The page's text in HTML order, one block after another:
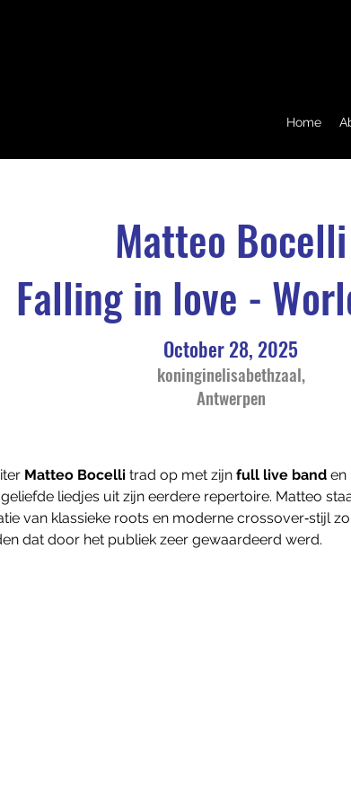
Home
Matteo Bocelli
Falling in love -
October 28, 2025
koninginelisabethzaal,
Antwerpen
Matteo Bocelli trad op met zijn full live band en
liedjes uit zijn eerdere repertoire. Matteo
van klassieke roots en moderne crossover‑stijl
dat door het publiek zeer gewaardeerd werd.